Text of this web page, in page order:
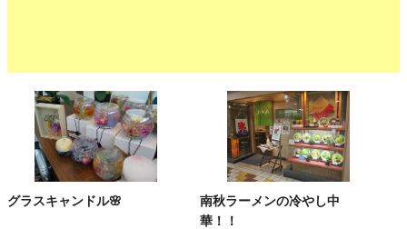
グラスキャンドル🌸
南秋ラーメンの冷やし中
華！！